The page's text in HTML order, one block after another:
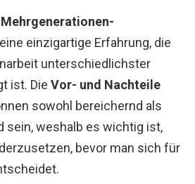
einzigartige Erfahrung, die
unterschiedlichster
ist. Die Vor- und Nachteile
sowohl bereichernd als
sein, weshalb es wichtig ist,
bevor man sich für